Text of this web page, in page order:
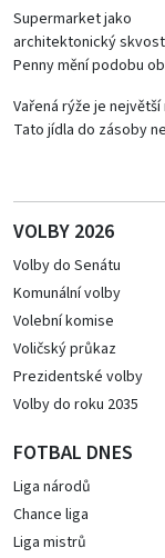
Supermarket jako
architektonický
Penny mění podobu
Vařená rýže je největší
Tato jídla do zásoby
VOLBY 2026
Volby do Senátu
Komunální volby
Volební komise
Voličský průkaz
Prezidentské volby
Volby do roku 2035
FOTBAL DNES
Liga národů
Chance liga
Liga mistrů